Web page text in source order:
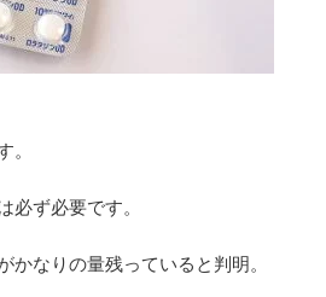
ず必要です。
なりの量残っていると判明。